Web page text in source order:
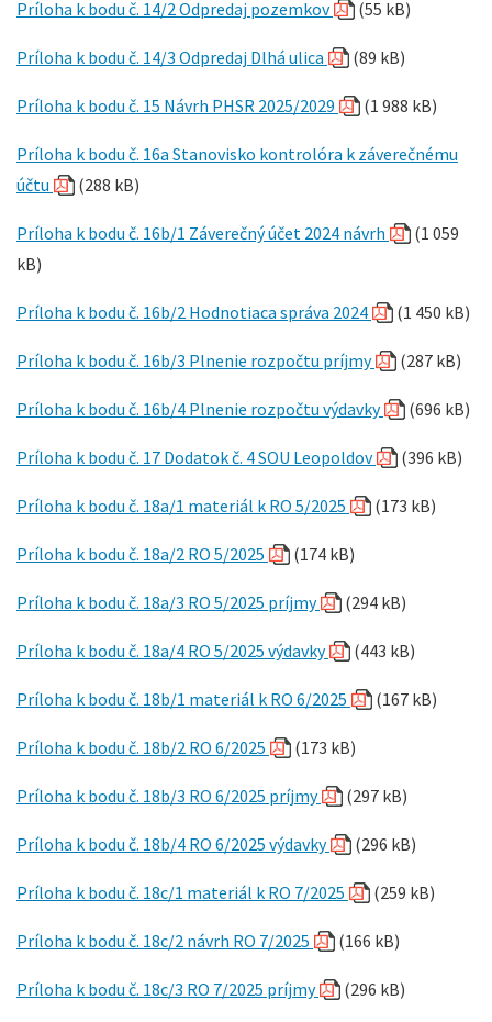
Príloha k bodu č. 14/2 Odpredaj pozemkov (55 kB)
Príloha k bodu č. 14/3 Odpredaj Dlhá ulica (89 kB)
Príloha k bodu č. 15 Návrh PHSR 2025/2029 (1 988 kB)
Príloha k bodu č. 16a Stanovisko kontrolóra k záverečnému
účtu
(288 kB)
Príloha k bodu č. 16b/1 Záverečný účet 2024 návrh
(1 059
kB)
Príloha k bodu č. 16b/2 Hodnotiaca správa 2024 (1 450 kB)
Príloha k bodu č. 16b/3 Plnenie rozpočtu príjmy (287 kB)
Príloha k bodu č. 16b/4 Plnenie rozpočtu výdavky (696 kB)
Príloha k bodu č. 17 Dodatok č. 4 SOU Leopoldov (396 kB)
Príloha k bodu č. 18a/1 materiál k RO 5/2025 (173 kB)
Príloha k bodu č. 18a/2 RO 5/2025 (174 kB)
Príloha k bodu č. 18a/3 RO 5/2025 príjmy (294 kB)
Príloha k bodu č. 18a/4 RO 5/2025 výdavky (443 kB)
Príloha k bodu č. 18b/1 materiál k RO 6/2025 (167 kB)
Príloha k bodu č. 18b/2 RO 6/2025 (173 kB)
Príloha k bodu č. 18b/3 RO 6/2025 príjmy (297 kB)
Príloha k bodu č. 18b/4 RO 6/2025 výdavky (296 kB)
Príloha k bodu č. 18c/1 materiál k RO 7/2025 (259 kB)
Príloha k bodu č. 18c/2 návrh RO 7/2025 (166 kB)
Príloha k bodu č. 18c/3 RO 7/2025 príjmy (296 kB)